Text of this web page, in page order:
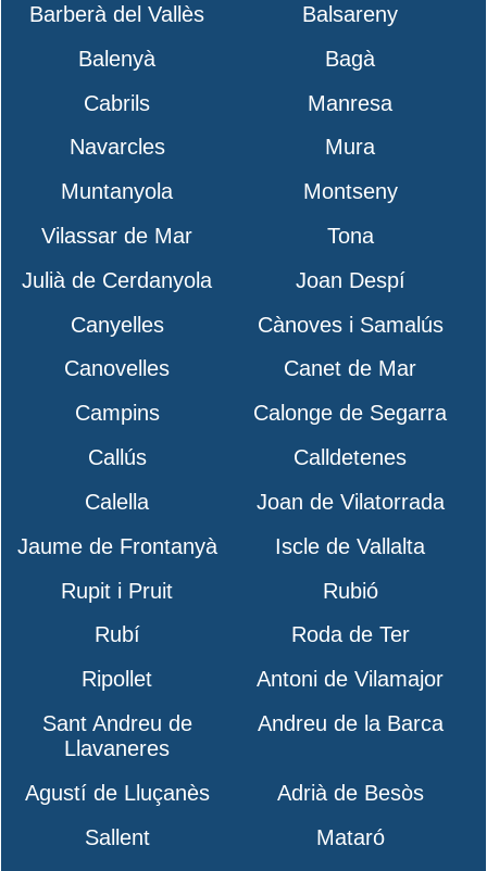
Barberà del Vallès
Balsareny
Balenyà
Bagà
Cabrils
Manresa
Navarcles
Mura
Muntanyola
Montseny
Vilassar de Mar
Tona
Julià de Cerdanyola
Joan Despí
Canyelles
Cànoves i Samalús
Canovelles
Canet de Mar
Campins
Calonge de Segarra
Callús
Calldetenes
Calella
Joan de Vilatorrada
Jaume de Frontanyà
Iscle de Vallalta
Rupit i Pruit
Rubió
Rubí
Roda de Ter
Ripollet
Antoni de Vilamajor
Sant Andreu de
Llavaneres
Andreu de la Barca
Agustí de Lluçanès
Adrià de Besòs
Sallent
Mataró